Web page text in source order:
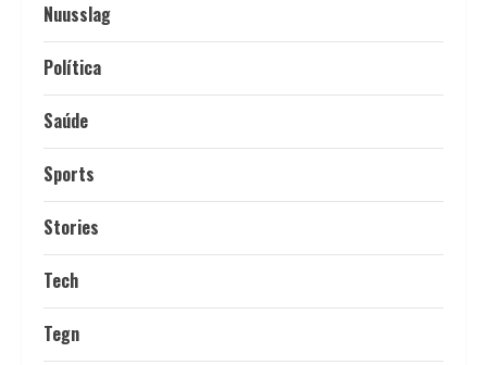
Nuusslag
Política
Saúde
Sports
Stories
Tech
Tegn